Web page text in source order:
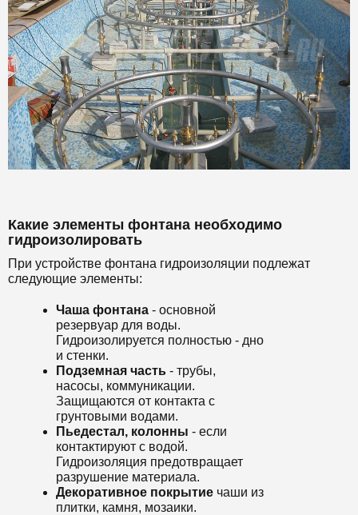
Какие элементы фонтана необходимо
гидроизолировать
При устройстве фонтана гидроизоляции подлежат
следующие элементы:
Чаша фонтана - основной
резервуар для воды.
Гидроизолируется полностью - дно
и стенки.
Подземная часть - трубы,
насосы, коммуникации.
Защищаются от контакта с
грунтовыми водами.
Пьедестал, колонны - если
контактируют с водой.
Гидроизоляция предотвращает
разрушение материала.
Декоративное покрытие чаши из
плитки, камня, мозаики.